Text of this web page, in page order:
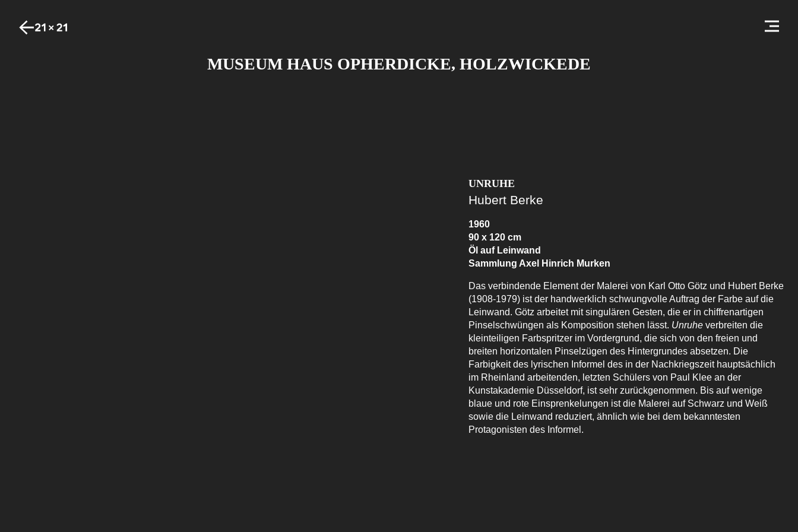
MUSEUM HAUS OPHERDICKE, HOLZWICKEDE
UNRUHE
Hubert Berke
1960
90 x 120 cm
Öl auf Leinwand
Sammlung Axel Hinrich Murken
Das verbindende Element der Malerei von Karl Otto Götz und Hubert Berke
(1908-1979) ist der handwerklich schwungvolle Auftrag der Farbe auf die
Leinwand. Götz arbeitet mit singulären Gesten, die er in chiffrenartigen
Pinselschwüngen als Komposition stehen lässt. Unruhe verbreiten die
kleinteiligen Farbspritzer im Vordergrund, die sich von den freien und
breiten horizontalen Pinselzügen des Hintergrundes absetzen. Die
Farbigkeit des lyrischen Informel des in der Nachkriegszeit hauptsächlich
im Rheinland arbeitenden, letzten Schülers von Paul Klee an der
Kunstakademie Düsseldorf, ist sehr zurückgenommen. Bis auf wenige
blaue und rote Einsprenkelungen ist die Malerei auf Schwarz und Weiß
sowie die Leinwand reduziert, ähnlich wie bei dem bekanntesten
Protagonisten des Informel.